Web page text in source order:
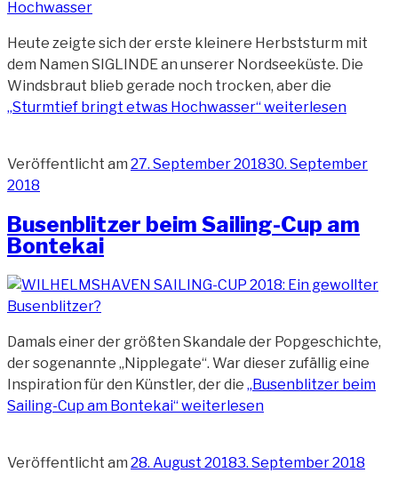
Heute zeigte sich der erste kleinere Herbststurm mit
dem Namen SIGLINDE an unserer Nordseeküste. Die
Windsbraut blieb gerade noch trocken, aber die
„Sturmtief bringt etwas Hochwasser“weiterlesen
Veröffentlicht am 27. September 201830. September
2018
Busenblitzer beim Sailing-Cup am
Bontekai
Damals einer der größten Skandale der Popgeschichte,
der sogenannte „Nipplegate“. War dieser zufällig eine
Inspiration für den Künstler, der die „Busenblitzer beim
Sailing-Cup am Bontekai“weiterlesen
Veröffentlicht am 28. August 20183. September 2018